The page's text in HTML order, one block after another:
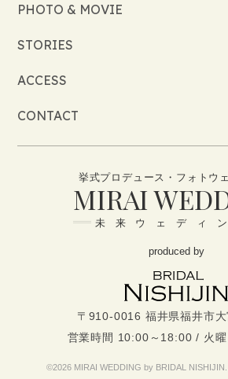
PHOTO & MOVIE
STORIES
ACCESS
CONTACT
挙式プロデュース・フォトウ
MIRAI
未来ウェディ
produced by
〒910-0016 福井県福井市
営業時間 10:00～18:00 / 火曜
©2026 MIRAI WEDDING by BRIDAL